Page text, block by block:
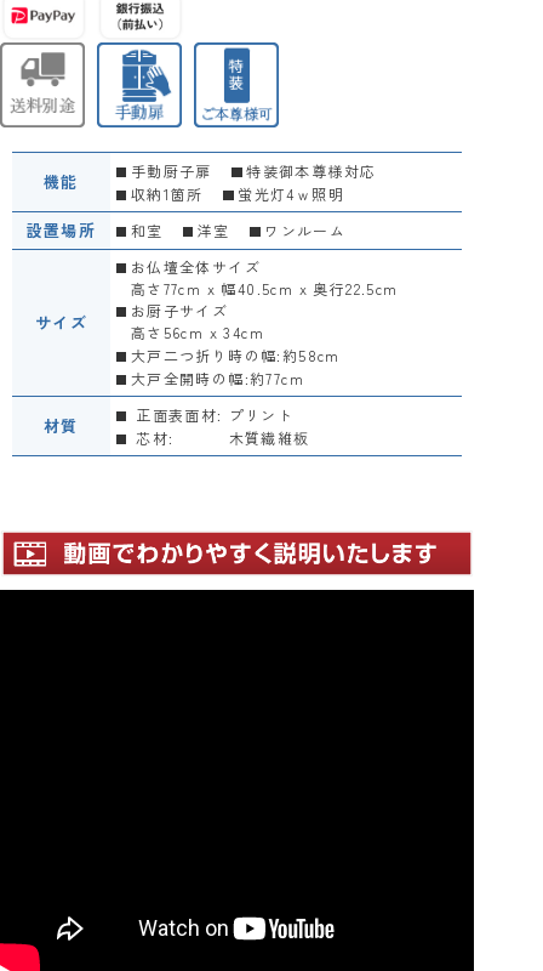
機能 手動厨子扉
特装御本尊様対応
収納1箇所
蛍光灯4ｗ照明
設置場所 和室 洋室 ワンルーム
サイズ
お仏壇全体サイズ
高さ77cm x 幅40.5cm x 奥行22.5cm
お厨子サイズ
高さ56cm x 34cm
大戸二つ折り時の幅:約58cm
大戸全開時の幅:約77cm
材質 正面表面材: プリント
芯材:
木質繊維板